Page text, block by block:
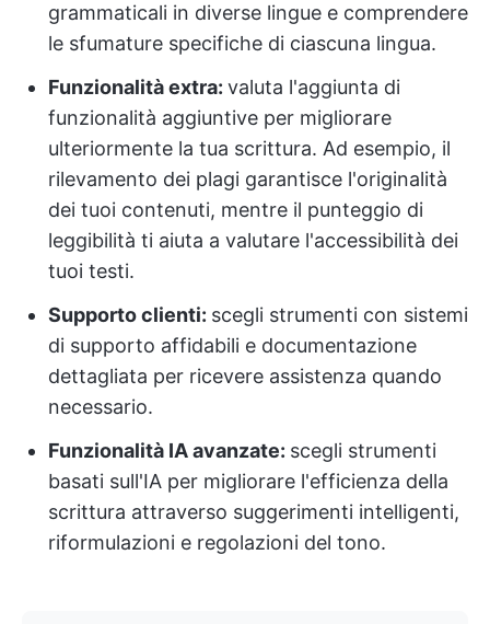
grammaticali in diverse lingue e comprendere
le sfumature specifiche di ciascuna lingua.
Funzionalità extra: valuta l'aggiunta di
funzionalità aggiuntive per migliorare
ulteriormente la tua scrittura. Ad esempio, il
rilevamento dei plagi garantisce l'originalità
dei tuoi contenuti, mentre il punteggio di
leggibilità ti aiuta a valutare l'accessibilità dei
tuoi testi.
Supporto clienti: scegli strumenti con sistemi
di supporto affidabili e documentazione
dettagliata per ricevere assistenza quando
necessario.
Funzionalità IA avanzate: scegli strumenti
basati sull'IA per migliorare l'efficienza della
scrittura attraverso suggerimenti intelligenti,
riformulazioni e regolazioni del tono.